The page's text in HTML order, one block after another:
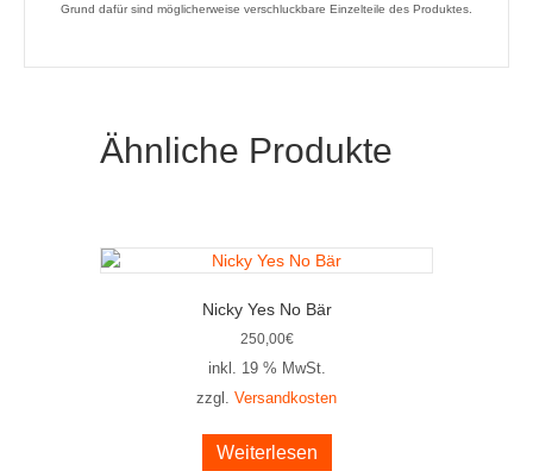
Grund dafür sind möglicherweise verschluckbare Einzelteile des Produktes.
Ähnliche Produkte
Nicky Yes No Bär
250,00€
inkl. 19 % MwSt.
zzgl. Versandkosten
Weiterlesen